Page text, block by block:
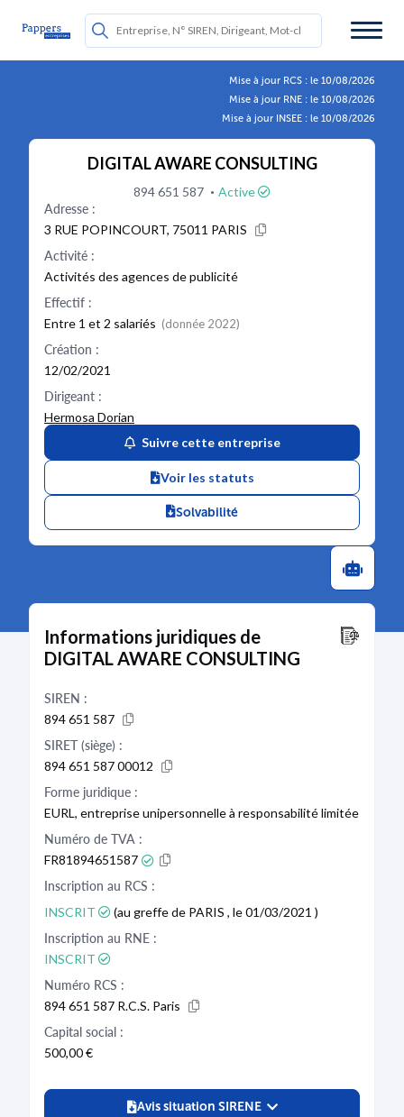
Mise à jour RCS : le 10/08/2026
Mise à jour RNE : le 10/08/2026
Mise à jour INSEE : le 10/08/2026
DIGITAL AWARE CONSULTING
894 651 587 · Active
Adresse :
3 RUE POPINCOURT, 75011 PARIS
Activité :
Activités des agences de publicité
Effectif :
Entre 1 et 2 salariés (donnée 2022)
Création :
12/02/2021
Dirigeant :
Hermosa Dorian
Suivre cette entreprise
Voir les statuts
Solvabilité
Informations juridiques de
DIGITAL AWARE CONSULTING
SIREN :
894 651 587
SIRET (siège) :
894 651 587 00012
Forme juridique :
EURL, entreprise unipersonnelle à responsabilité limitée
Numéro de TVA :
FR81894651587
Inscription au RCS :
INSCRIT
(au greffe de PARIS , le 01/03/2021 )
Inscription au RNE :
INSCRIT
Numéro RCS :
894 651 587 R.C.S. Paris
Capital social :
500,00 €
Avis situation SIRENE